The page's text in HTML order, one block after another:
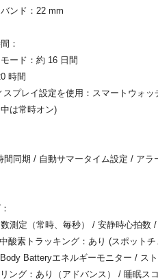
ンド：22 mm
：
ード：約 16 日間
時間
スプレイ設定を使用：スマートウォ
は常時オン)
間同期 / 自動サマータイム設定 / ア
測定（常時、毎秒） / 安静時心拍数
酸素トラッキング：あり (スポット
Batteryエネルギーモニター / ス
ング：あり（アドバンス） / 睡眠ス